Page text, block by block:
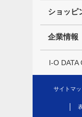
ショッピ
企業情報
I-O DATA
サイトマ